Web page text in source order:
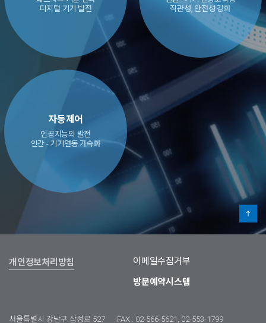
디지털 기기 발전
직관성, 안전성 강화
자동제어
인공지능의 발전
인간 - 기기연동 가속화
개인정보처리방침
이메일수집거부
방문예약시스템
서울특별시 강남구 삼성로 527 FAX : 02-566-5621, 02-553-1799